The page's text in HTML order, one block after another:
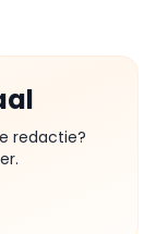
redactie?